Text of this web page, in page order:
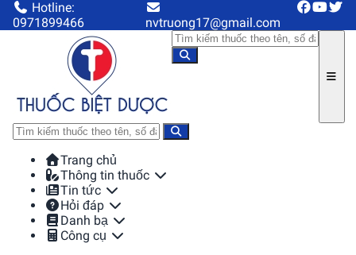
Hotline:
0971899466
nvtruong17@gmail.com
Trang chủ
Thông tin thuốc
Tin tức
Hỏi đáp
Danh bạ
Công cụ